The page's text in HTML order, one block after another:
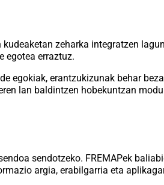
zeharka integratzen
egotea erraztuz.
egokiak, erantzukizunak behar
lan baldintzen hobekuntzan
sendotzeko. FREMAPek
argia, erabilgarria eta